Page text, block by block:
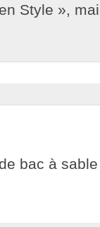
Style »,
bac à sable